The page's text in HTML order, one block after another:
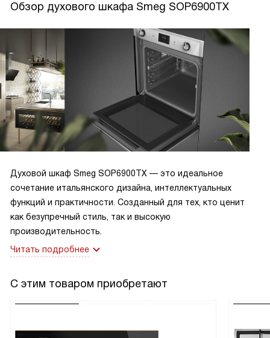
Обзор духового шкафа Smeg SOP6900TX
Духовой шкаф Smeg SOP6900TX — это идеальное
сочетание итальянского дизайна, интеллектуальных
функций и практичности. Созданный для тех, кто ценит
как безупречный стиль, так и высокую
производительность.
Читать подробнее
С этим товаром приобретают